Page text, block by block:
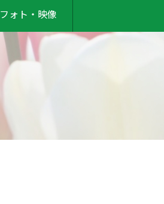
フォト・映像